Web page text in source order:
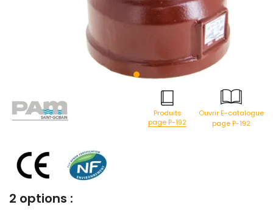
Produits
page P-192
Ouvrir E-catalogue
page P-192
2 options :